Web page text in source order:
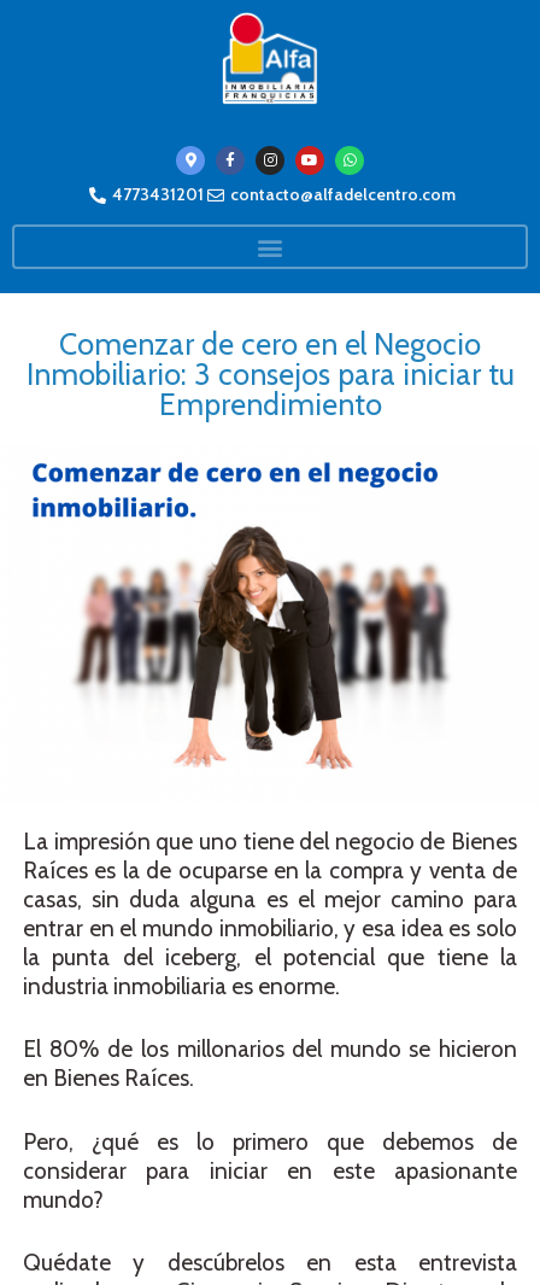
4773431201 contacto@alfadelcentro.com
Comenzar de cero en el Negocio
Inmobiliario: 3 consejos para iniciar tu
Emprendimiento
La impresión que uno tiene del negocio de Bienes
Raíces es la de ocuparse en la compra y venta de
casas, sin duda alguna es el mejor camino para
entrar en el mundo inmobiliario, y esa idea es solo
la punta del iceberg, el potencial que tiene la
industria inmobiliaria es enorme.
El 80% de los millonarios del mundo se hicieron
en Bienes Raíces.
Pero, ¿qué es lo primero que debemos de
considerar para iniciar en este apasionante
mundo?
Quédate y descúbrelos en esta entrevista